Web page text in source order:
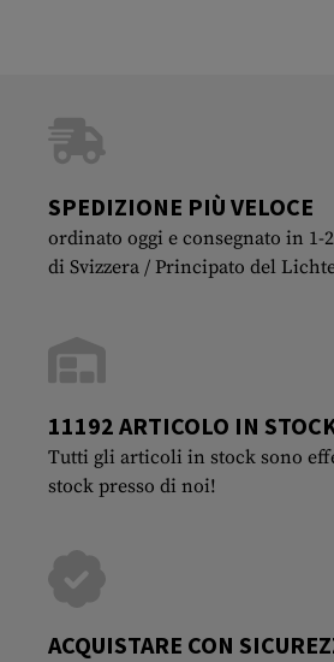
SPEDIZIONE PIÙ VELOCE
ordinato oggi e consegnato in
di Svizzera / Principato del
11192 ARTICOLO IN
Tutti gli articoli in stock sono
stock presso di noi!
ACQUISTARE CON